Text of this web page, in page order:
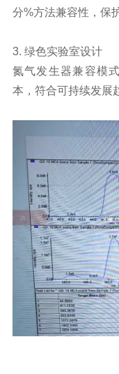
分%方法兼容性，保
3. 绿色实验室设计
氮气发生器兼容模
本，符合可持续发展